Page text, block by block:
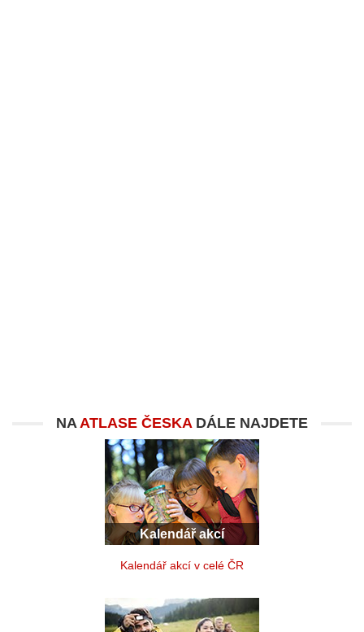
NAATLASE ČESKADÁLE NAJDETE
Kalendář akcí
Kalendář akcí v celé ČR